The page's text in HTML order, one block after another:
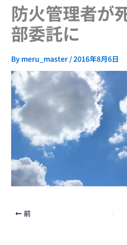
防火管理者が
部委託に
By meru_master /2016年8月6日
前